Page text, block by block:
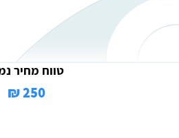
טווח מחיר
250 ₪